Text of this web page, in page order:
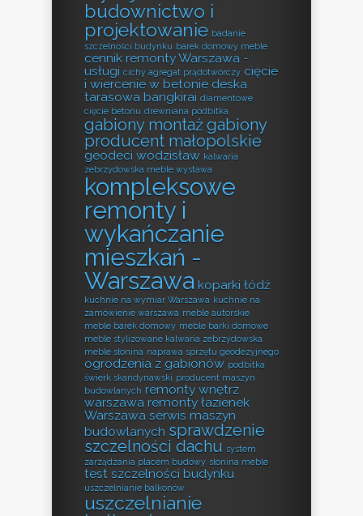
budownictwo i
projektowanie badanie
szczelności budynku barek domowy meble
cennik remonty Warszawa -
usługi cichy agregat prądotwórczy cięcie
i wiercenie w betonie deska
tarasowa bangkirai diamentowe
cięcie betonu drewniana podbitka
gabiony montażgabiony
producent małopolskie
geodeci wodzisław kalwaria
zebrzydowska meble wystawa
kompleksowe
remonty i
wykańczanie
mieszkań -
Warszawa koparki łódź
kuchnie na wymiar Warszawa kuchnie na
zamówienie warszawa meble autorskie
meble barek domowy meble barki domowe
meble stylizowane kalwaria zebrzydowska
meble słonina naprawa sprzętu geodezyjnego
ogrodzenia z gabionów podbitka
świerk skandynawski producent maszyn
budowlanych remonty wnętrz
warszawa remonty łazienek
Warszawa serwis maszyn
budowlanych sprawdzenie
szczelności dachu system
zarządzania placem budowy słonina meble
test szczelności budynku
uszczelnianie balkonów
uszczelnianie